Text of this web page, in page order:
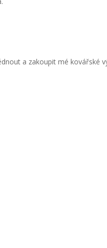
a zakoupit mé kovářské